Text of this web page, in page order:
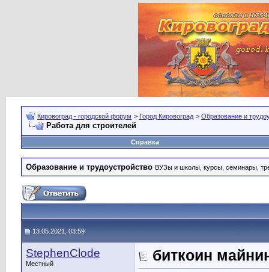
Кировоград - городской форум > Город Кировоград > Образование и
Работа для строителей
Справка
Образование и трудоустройство ВУЗы и школы, курсы, семинары,
13.05.2021, 03:59
StephenClode
Местный
биткоин